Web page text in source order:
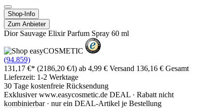
Shop-Info
Zum Anbieter
Dior Sauvage Elixir Parfum Spray 60 ml
(94.859)
131,17 €* (2186,20 €/l) ab 4,99 € Versand 136,16 € Gesamt
Lieferzeit: 1-2 Werktage
30 Tage kostenfreie Rücksendung
Exklusiver www.easycosmetic.de DEAL · Rabatt nicht
kombinierbar · nur ein DEAL-Artikel je Bestellung